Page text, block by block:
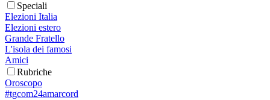
Speciali
Elezioni Italia
Elezioni estero
Grande Fratello
L'isola dei famosi
Amici
Rubriche
Oroscopo
#tgcom24amarcord